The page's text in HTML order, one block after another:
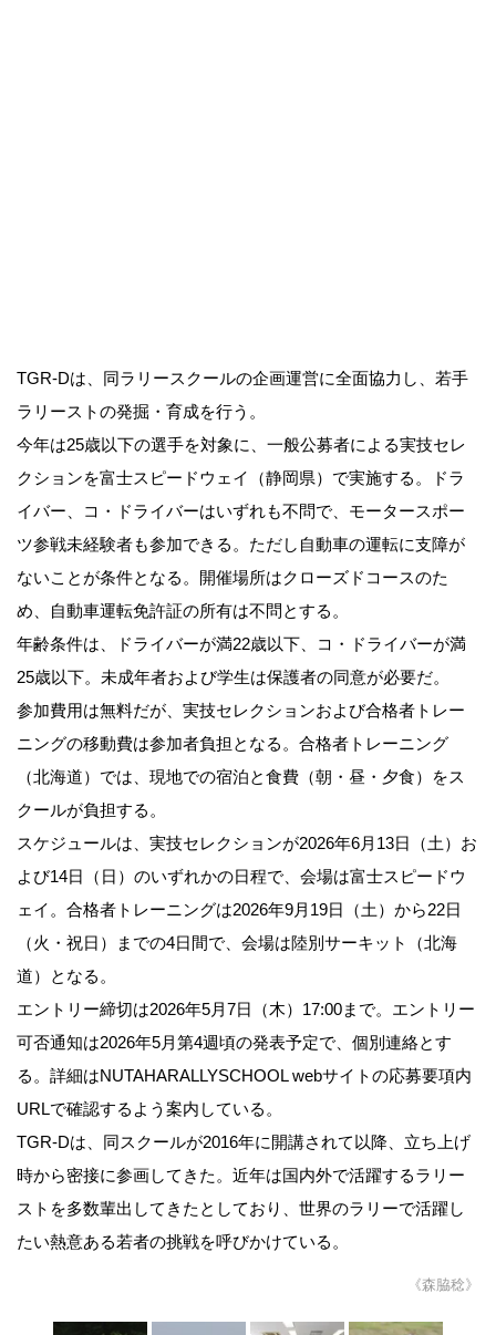
TGR-Dは、同ラリースクールの企画運営に全面協力し、若手
ラリーストの発掘・育成を行う。
今年は25歳以下の選手を対象に、一般公募者による実技セレ
クションを富士スピードウェイ（静岡県）で実施する。ドラ
イバー、コ・ドライバーはいずれも不問で、モータースポー
ツ参戦未経験者も参加できる。ただし自動車の運転に支障が
ないことが条件となる。開催場所はクローズドコースのた
め、自動車運転免許証の所有は不問とする。
年齢条件は、ドライバーが満22歳以下、コ・ドライバーが満
25歳以下。未成年者および学生は保護者の同意が必要だ。
参加費用は無料だが、実技セレクションおよび合格者トレー
ニングの移動費は参加者負担となる。合格者トレーニング
（北海道）では、現地での宿泊と食費（朝・昼・夕食）をス
クールが負担する。
スケジュールは、実技セレクションが2026年6月13日（土）お
よび14日（日）のいずれかの日程で、会場は富士スピードウ
ェイ。合格者トレーニングは2026年9月19日（土）から22日
（火・祝日）までの4日間で、会場は陸別サーキット（北海
道）となる。
エントリー締切は2026年5月7日（木）17:00まで。エントリー
可否通知は2026年5月第4週頃の発表予定で、個別連絡とす
る。詳細はNUTAHARALLYSCHOOL webサイトの応募要項内
URLで確認するよう案内している。
TGR-Dは、同スクールが2016年に開講されて以降、立ち上げ
時から密接に参画してきた。近年は国内外で活躍するラリー
ストを多数輩出してきたとしており、世界のラリーで活躍し
たい熱意ある若者の挑戦を呼びかけている。
《森脇稔》